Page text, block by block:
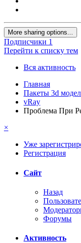
More sharing options...
Подписчики 1
Перейти к списку тем
Вся активность
Главная
Пакеты 3d
vRay
Проблема При
×
Уже
Регистрация
Сайт
Назад
Форумы
Активность